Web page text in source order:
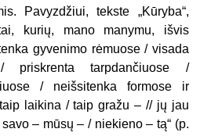
Pavyzdžiui, tekste „Kūryba“,
kurių, mano manymu, išvis
gyvenimo rėmuose / visada
tarpdančiuose /
/ neišsitenka formose ir
laikina / taip gražu – // jų jau
– mūsų – / niekieno – tą“ (p.